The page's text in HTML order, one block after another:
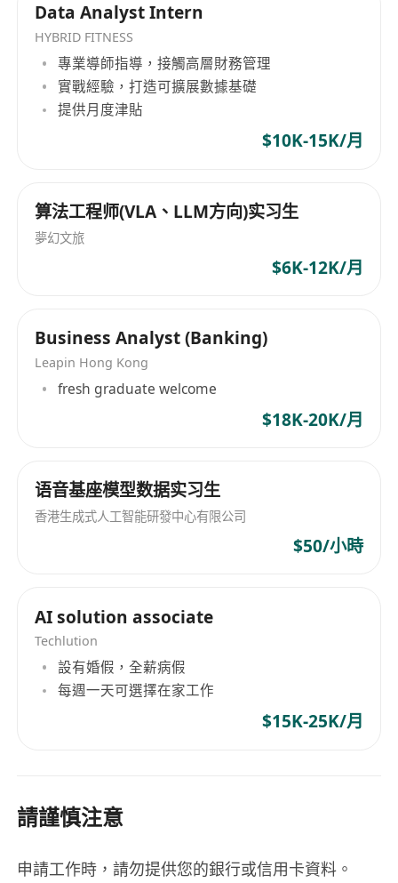
工作要求：
1. 具備相關領域的工作經驗，熟悉香港身份申請流
程及政策細節者優先考慮。
2. 擁有良好的溝通能力與服務意識，能有效與客戶
4. 熟練使用辦公軟件，具備基本的數據分析能力，
能高效整理和呈現客戶信息。
5. 工作態度認真負責，具備強烈的責任心與團隊合
Data Analyst Intern
HYBRID FITNESS
專業導師指導，接觸高層財務管理
實戰經驗，打造可擴展數據基礎
提供月度津貼
$10K-15K/月
算法工程师(VLA、LLM方向)实习生
夢幻文旅
$6K-12K/月
Business Analyst (Banking)
Leapin Hong Kong
fresh graduate welcome
$18K-20K/月
语音基座模型数据实习生
香港生成式人工智能研發中心有限公司
$50/小時
AI solution associate
Techlution
設有婚假，全薪病假
每週一天可選擇在家工作
$15K-25K/月
請謹慎注意
申請工作時，請勿提供您的銀行或信用卡資料。